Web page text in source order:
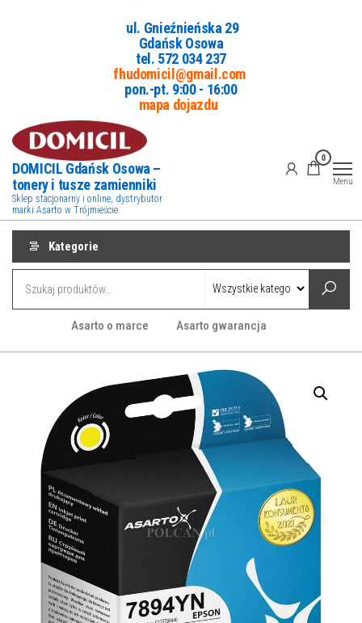
ul. Gnieźnieńska 29
Gdańsk Osowa
tel. 572 034 237
fhudomicil@gmail.com
pon.-pt. 9:00 - 16:00
mapa dojazdu
DOMICIL Gdańsk Osowa –
tonery i tusze zamienniki
Sklep stacjonarny i online, dystrybutor
marki Asarto w Trójmieście.
0
Menu
Kategorie
Asarto o marce Asarto gwarancja